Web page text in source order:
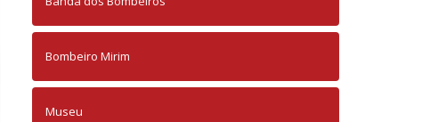
Bombeiro Mirim
Museu